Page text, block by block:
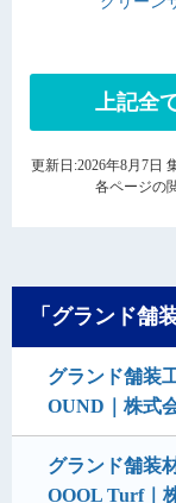
上記全
更新日:2026年8月7日
各ページの
「グランド舗
グランド舗装
OUND｜株式
グランド舗装
OOOL Turf｜